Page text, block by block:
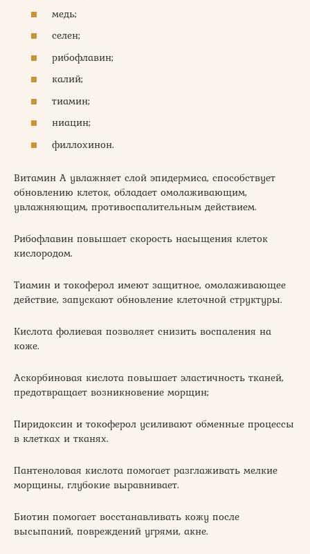
медь;
селен;
рибофлавин;
калий;
тиамин;
ниацин;
филлохинон.
Витамин А увлажняет слой эпидермиса, способствует
обновлению клеток, обладает омолаживающим,
увлажняющим, противоспалительным действием.
Рибофлавин повышает скорость насыщения клеток
кислородом.
Тиамин и токоферол имеют защитное, омолаживающее
действие, запускают обновление клеточной структуры.
Кислота фолиевая позволяет снизить воспаления на
коже.
Аскорбиновая кислота повышает эластичность тканей,
предотвращает возникновение морщин;
Пиридоксин и токоферол усиливают обменные процессы
в клетках и тканях.
Пантеноловая кислота помогает разглаживать мелкие
морщины, глубокие выравнивает.
Биотин помогает восстанавливать кожу после
высыпаний, повреждений угрями, акне.